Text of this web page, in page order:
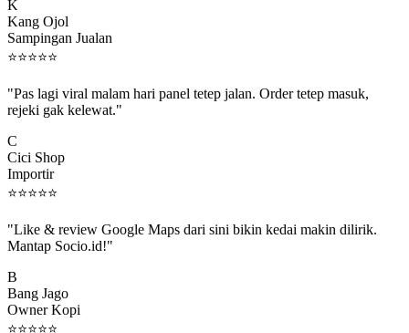
Kang Ojol
Sampingan Jualan
⭐⭐⭐⭐⭐
rejeki gak kelewat."
Cici Shop
Importir
⭐⭐⭐⭐⭐
Mantap Socio.id!"
Bang Jago
Owner Kopi
⭐⭐⭐⭐ ⭐